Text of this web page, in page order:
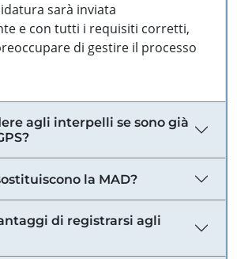
sarà inviata
e con tutti i requisiti corretti,
di gestire il processo
agli interpelli se sono già
la MAD?
di registrarsi agli